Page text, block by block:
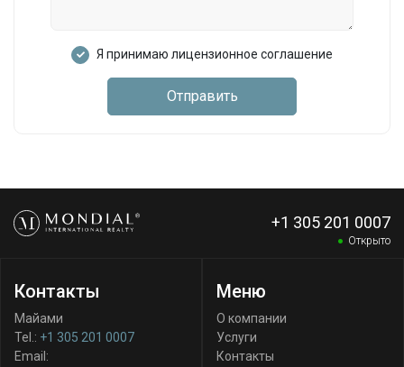
Я принимаю лицензионное соглашение
Отправить
+1 305 201 0007
Открыто
Контакты
Майами
Tel.: +1 305 201 0007
Email:
Меню
О компании
Услуги
Контакты